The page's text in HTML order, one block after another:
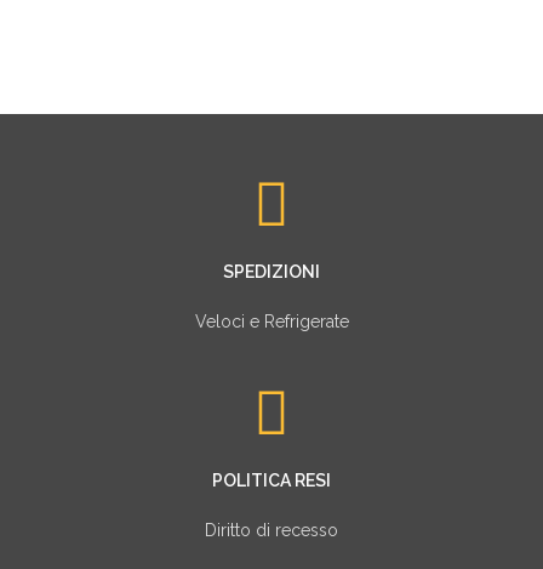
SPEDIZIONI
Veloci e Refrigerate
POLITICA RESI
Diritto di recesso